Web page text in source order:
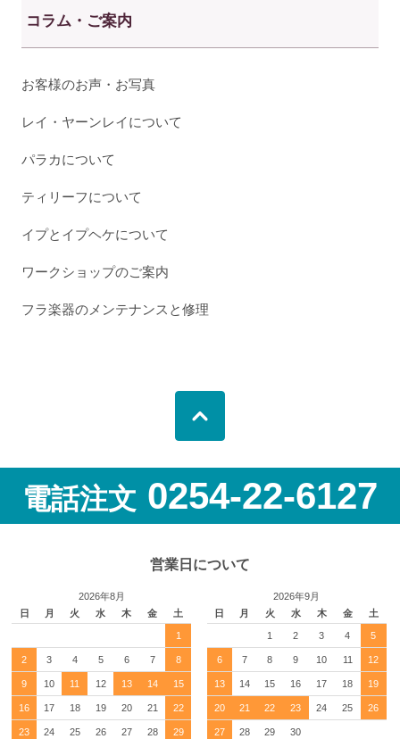
コラム・ご案内
お客様のお声・お写真
レイ・ヤーンレイについて
パラカについて
ティリーフについて
イプとイプヘケについて
ワークショップのご案内
フラ楽器のメンテナンスと修理
電話注文 0254-22-6127
営業日について
2026年8月
日
月 火 水 木 金 土
1
2 3 4 5 6 7 8
9 10 11 12 13 14 15
16 17 18 19 20 21 22
23 24 25 26 27 28 29
2026年9月
日
月 火 水 木 金 土
1 2 3 4 5
6 7 8 9 10 11 12
13 14 15 16 17 18 19
20 21 22 23 24 25 26
27 28 29 30